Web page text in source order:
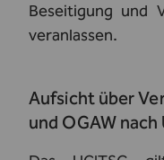
Beseitigung und
veranlassen.
Aufsicht über
und OGAW nach